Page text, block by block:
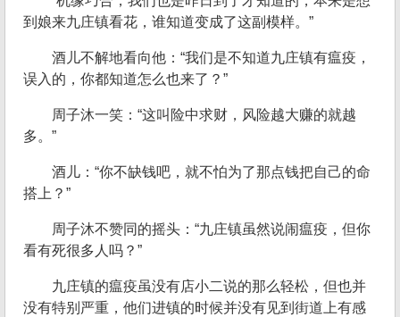
到娘来九庄镇看花，谁知道变成了这副模样。”
酒儿不解地看向他：“我们是不知道九庄镇有瘟疫，
误入的，你都知道怎么也来了？”
周子沐一笑：“这叫险中求财，风险越大赚的就越
多。”
酒儿：“你不缺钱吧，就不怕为了那点钱把自己的命
搭上？”
周子沐不赞同的摇头：“九庄镇虽然说闹瘟疫，但你
看有死很多人吗？”
九庄镇的瘟疫虽没有店小二说的那么轻松，但也并
没有特别严重，他们进镇的时候并没有见到街道上有感